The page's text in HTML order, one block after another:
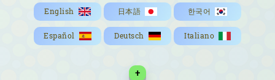
English 日本語 한국어
Español Deutsch Italiano
+